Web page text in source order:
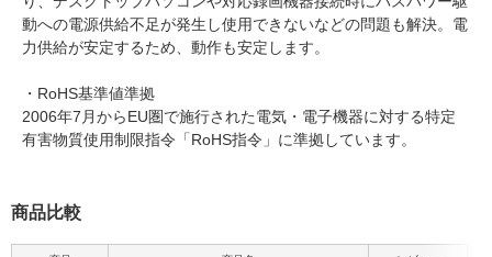
動への電源供給不足が発生し使用できないなどの問題も解決。電
力供給が安定するため、動作も安定します。
・RoHS基準値準拠
2006年7月からEU圏で施行された電気・電子機器に対する特定
有害物質使用制限指令「RoHS指令」に準拠しています。
商品比較